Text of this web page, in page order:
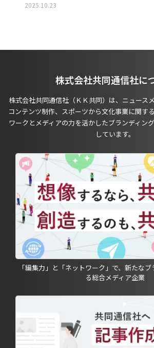
2025.10.23
株式会社共同通信社に
株式会社共同通信社（ＫＫ共同）は、ニュース
コンテンツ制作、スポーツから文化事業に関す
ワークとメディアの力を活かしたブランディン
しています。
「編集力」と「ネットワーク」で、新たな
る総合メディア企業